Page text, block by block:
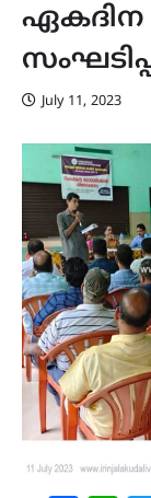
ഏകദിന
July 11, 2023